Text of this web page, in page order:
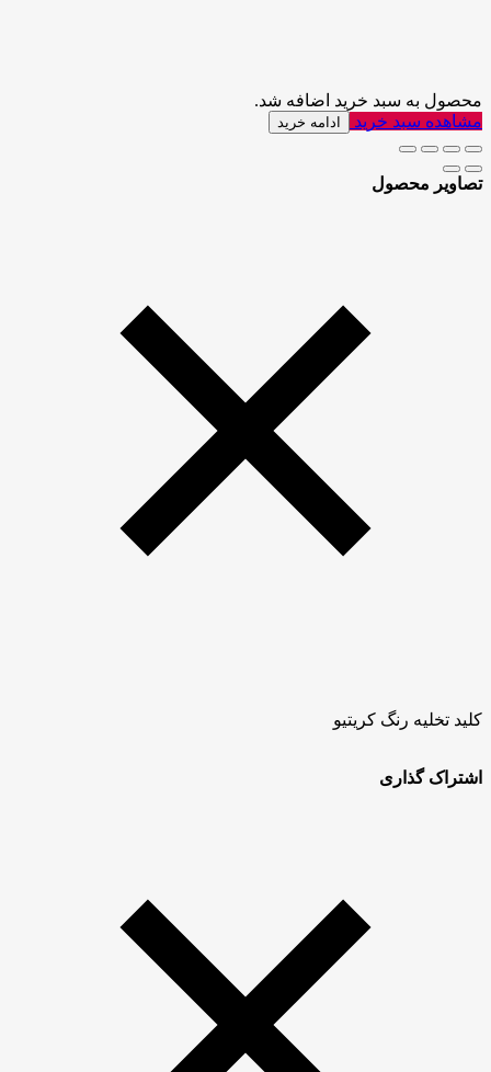
محصول به سبد خرید اضافه شد.
مشاهده سبد خرید
ادامه خرید
تصاویر محصول
کلید تخلیه رنگ کریتیو
اشتراک گذاری